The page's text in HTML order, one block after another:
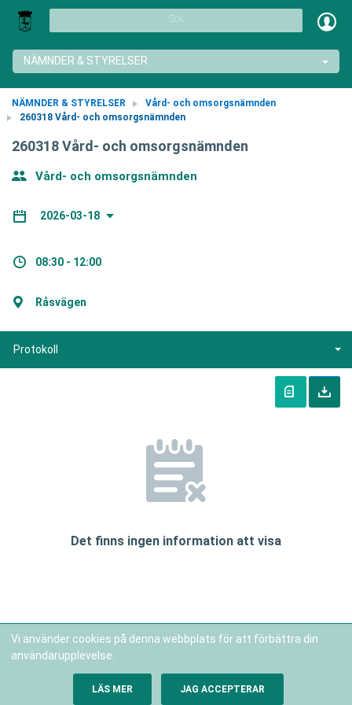
Sök
NÄMNDER & STYRELSER
NÄMNDER & STYRELSER
Vård- och omsorgsnämnden
260318 Vård- och omsorgsnämnden
260318 Vård- och omsorgsnämnden
Vård- och omsorgsnämnden
2026-03-18
08:30 - 12:00
Råsvägen
Protokoll
Det finns ingen information att visa
Copyright В© 2026
Vi använder cookies på denna webbplats för att förbättra din
användarupplevelse.